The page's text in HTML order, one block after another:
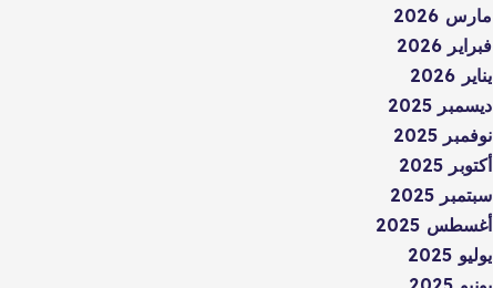
مارس 2026
فبراير 2026
يناير 2026
ديسمبر 2025
نوفمبر 2025
أكتوبر 2025
سبتمبر 2025
أغسطس 2025
يوليو 2025